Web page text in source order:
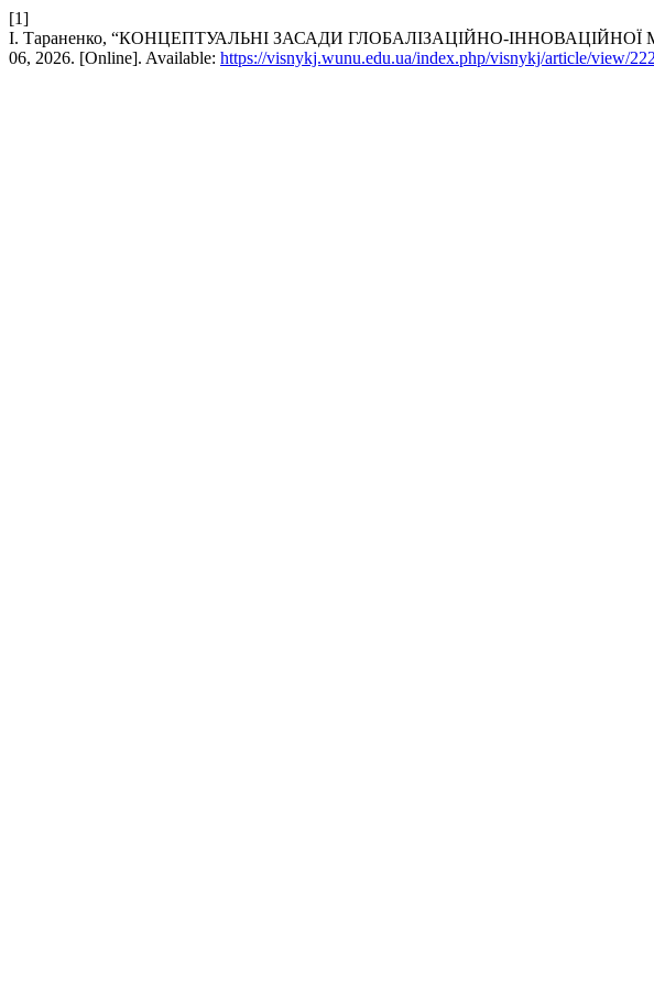
[1]
І. Тараненко, “КОНЦЕПТУАЛЬНІ ЗАСАДИ ГЛОБАЛІЗАЦІЙНО-
06, 2026. [Online]. Available: https://visnykj.wunu.edu.ua/index.php/visnykj/article/view/222